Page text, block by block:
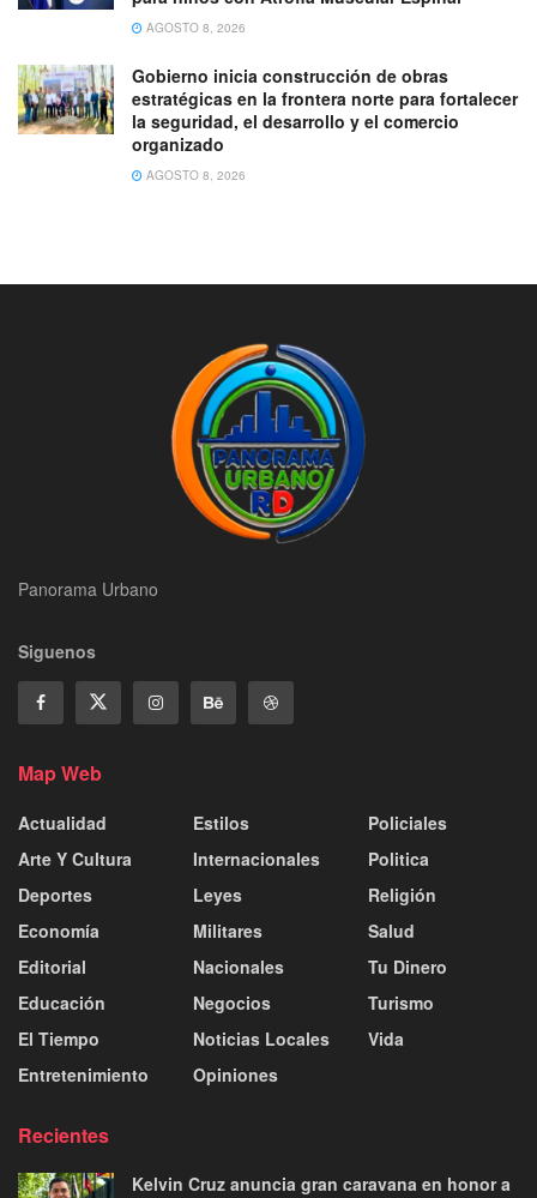
AGOSTO 8, 2026
Gobierno inicia construcción de obras
estratégicas en la frontera norte para fortalecer
la seguridad, el desarrollo y el comercio
organizado
AGOSTO 8, 2026
Panorama Urbano
Siguenos
Map Web
Actualidad
Arte Y Cultura
Deportes
Economía
Editorial
Educación
El Tiempo
Entretenimiento
Estilos
Internacionales
Leyes
Militares
Nacionales
Negocios
Noticias Locales
Opiniones
Policiales
Politica
Religión
Salud
Tu Dinero
Turismo
Vida
Recientes
Kelvin Cruz anuncia gran caravana en honor a